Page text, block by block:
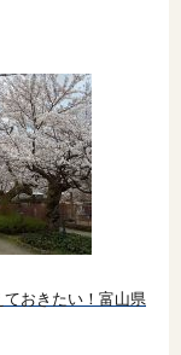
ておきたい！富山県